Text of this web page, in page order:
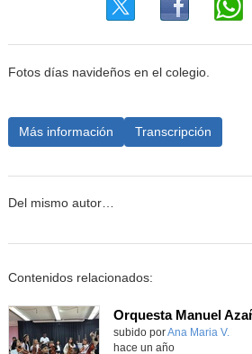
Fotos días navideños en el colegio.
Más información Transcripción
Del mismo autor…
Contenidos relacionados:
Orquesta Manuel
Contenido educativo.
subido porAna Maria V.
hace un año